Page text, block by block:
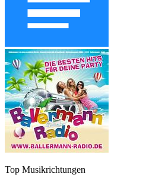
Top Musikrichtungen